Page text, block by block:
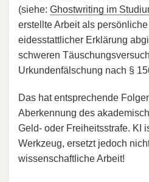
(siehe: Ghostwriting im
erstellte Arbeit als
eidesstattlicher Erklärung
schweren
Urkundenfälschung nach §
Das hat entsprechende
Aberkennung des
Geld- oder Freiheitsstrafe. KI
Werkzeug, ersetzt jedoch
wissenschaftliche Arbeit!